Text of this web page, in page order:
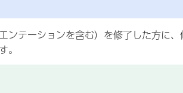
ンテーションを含む）を修了した方に
。